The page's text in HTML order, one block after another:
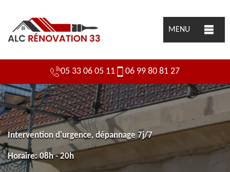
MENU
05 33 06 05 11 06 99 80 81 27
Intervention d'urgence, dépannage 7j/7
Horaire: 08h - 20h